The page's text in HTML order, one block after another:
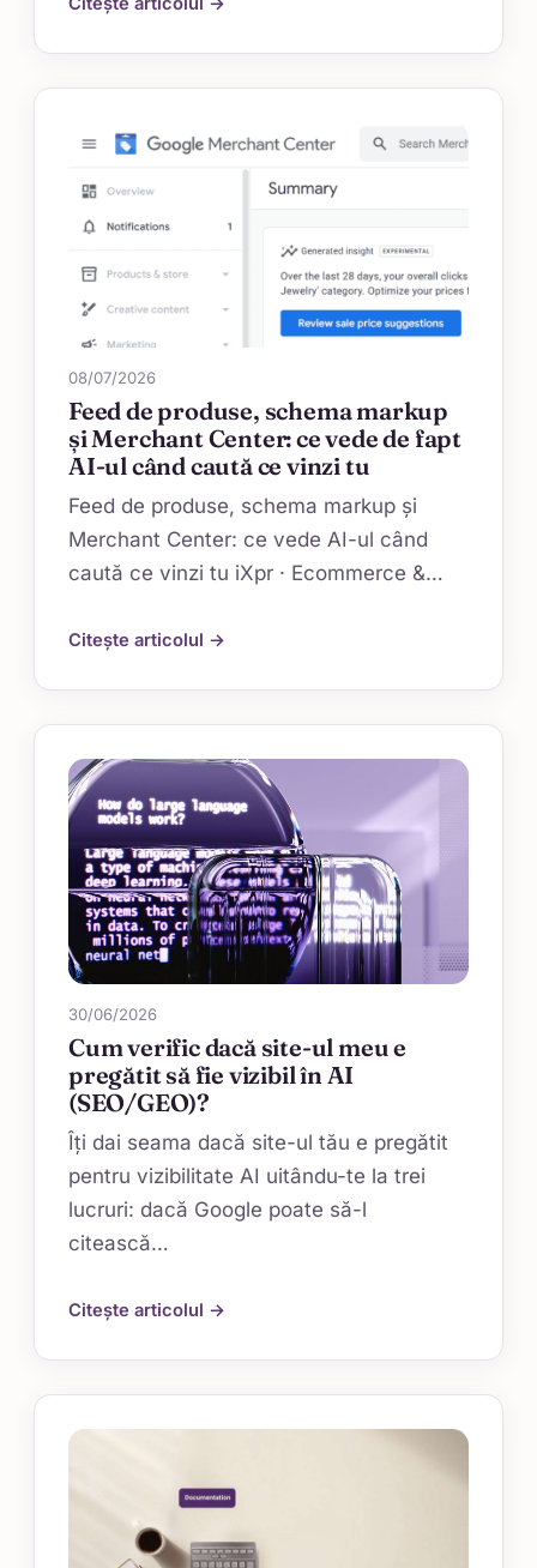
08/07/2026
Feed de produse, schema markup
și Merchant Center: ce vede de fapt
AI-ul când caută ce vinzi tu
Feed de produse, schema markup și
Merchant Center: ce vede AI-ul când
caută ce vinzi tu iXpr · Ecommerce &…
Citește articolul →
30/06/2026
Cum verific dacă site-ul meu e
pregătit să fie vizibil în AI
(SEO/GEO)?
Îți dai seama dacă site-ul tău e pregătit
pentru vizibilitate AI uitându-te la trei
lucruri: dacă Google poate să-l
citească…
Citește articolul →